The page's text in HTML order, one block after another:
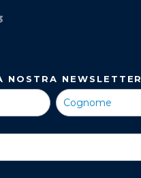
NOSTRA NEWSLETTER